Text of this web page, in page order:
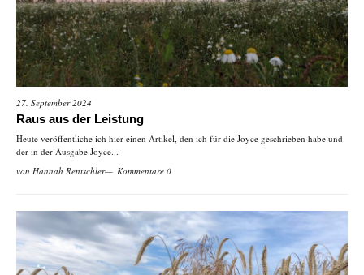
27. September 2024
Raus aus der Leistung
Heute veröffentliche ich hier einen Artikel, den ich für die Joyce geschrieben habe und
der in der Ausgabe Joyce...
von Hannah Rentschler Kommentare 0